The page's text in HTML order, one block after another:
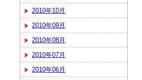
2010年10月
2010年09月
2010年08月
2010年07月
2010年06月